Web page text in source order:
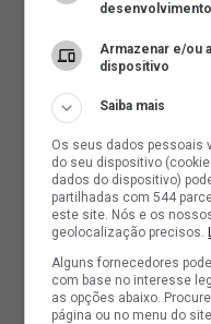
Armazenar e/ou
dispositivo
Saiba mais
Os seus dados pessoais
do seu dispositivo
dados do dispositivo)
partilhadas com 544
este site. Nós e os
geolocalização precisos.
Alguns fornecedores
com base no interesse
as opções abaixo.
página ou no menu do